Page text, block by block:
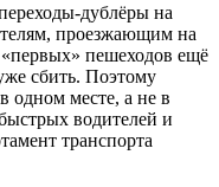
дублёры на
проезжающим на
пешеходов ещё
сбить. Поэтому
одном месте, а не в
водителей и
транспорта